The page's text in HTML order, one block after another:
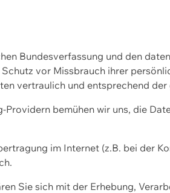
Bundesverfassung und den
vor Missbrauch ihrer
vertraulich und entsprechend
bemühen wir uns, die
im Internet (z.B. bei der
Sie sich mit der Erhebung,